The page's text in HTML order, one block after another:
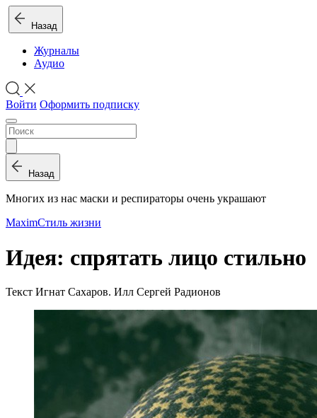
Назад
Журналы
Аудио
Войти Оформить подписку
Назад
Многих из нас маски и респираторы очень украшают
MaximСтиль жизни
Идея: спрятать лицо стильно
Текст Игнат Сахаров. Илл Сергей Радионов